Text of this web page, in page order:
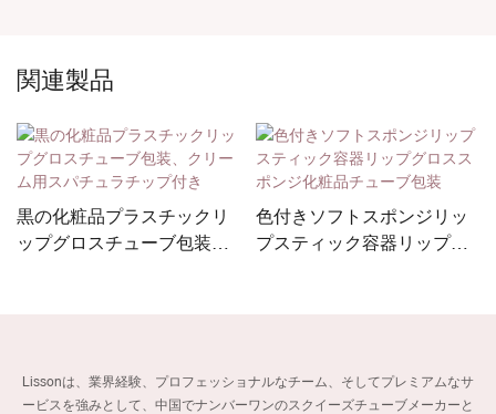
関連製品
黒の化粧品プラスチックリ
ップグロスチューブ包装、
色付きソフトスポンジリッ
プスティック容器リップグ
Lissonは、業界経験、プロフェッショナルなチーム、そしてプレミアムなサ
ービスを強みとして、中国でナンバーワンのスクイーズチューブメーカーと